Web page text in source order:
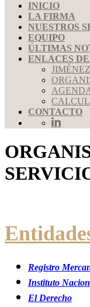
INICIO
LA FIRMA
NUESTROS
EQUIPO
ÚLTIMAS
ENLACES
CONTACTO
Registro
Instituto
El Derecho